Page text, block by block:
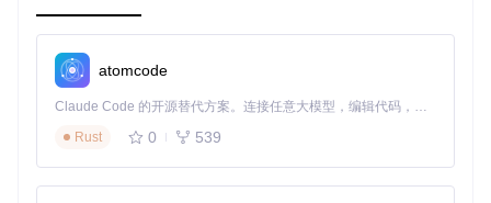
图5：自定义脚本实现复杂的路径交错绘制
实战应用指南：场景适配与最佳实践
选择合适的动画模式是实现理想效果的关键。以下通过实际场
atomcode
Claude Code 的开源替代方案。连接任意大模型，编辑代码，运行命令，自动验证 — 全自动执行。用 Rust 构建，极致性能。 ｜ An open-source alternative to Claude Code. Connect any LLM, edit code, run commands, and verify changes — autonomously. Built in Rust for speed. Get Started
Rust
0 539